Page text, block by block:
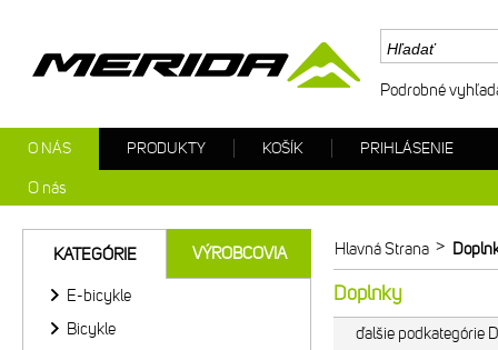
Hlavná Strana >
Doplnky
ďalšie podkategórie
KATEGÓRIE VÝROBCOVIA
E-bicykle
Bicykle
Podrobné
O NÁS
O nás
PRODUKTY KOŠÍK PRIHLÁSENIE